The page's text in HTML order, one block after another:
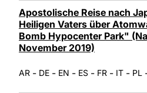
Apostolische Reise nach
Heiligen Vaters über
Bomb Hypocenter Park"
November 2019)
AR - DE - EN - ES - FR - IT - PL